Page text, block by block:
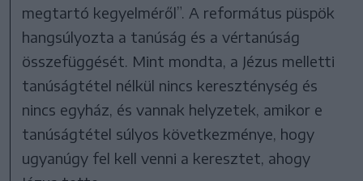
megtartó kegyelméről”. A református püspök
hangsúlyozta a tanúság és a vértanúság
összefüggését. Mint mondta, a Jézus melletti
tanúságtétel nélkül nincs kereszténység és
nincs egyház, és vannak helyzetek, amikor e
tanúságtétel súlyos következménye, hogy
ugyanúgy fel kell venni a keresztet, ahogy